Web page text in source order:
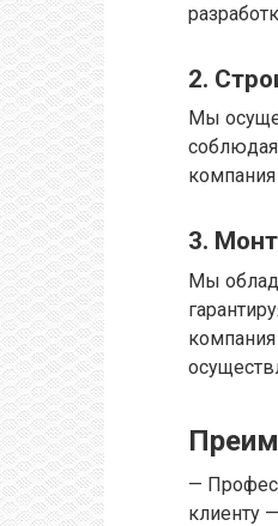
2.
Мы
3.
Мы
—
клиенту